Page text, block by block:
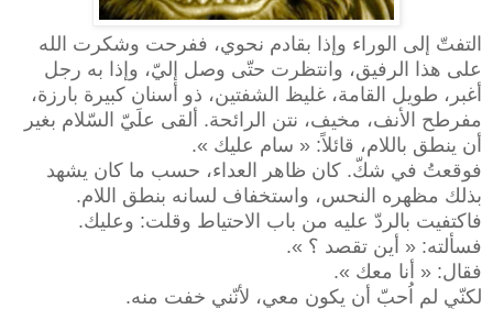
التفتّ إلى الوراء وإذا بقادم نحوي، ففرحت وشكرت الله
على هذا الرفيق، وانتظرت حتّى وصل إليّ، وإذا به رجل
أغبر، طويل القامة، غليظ الشفتين، ذو أسنان كبيرة بارزة،
مفرطح الأنف، مخيف، نتن الرائحة. ألقى علَيّ السّلام بغير
أن ينطق باللام، قائلاً: « سام عليك ».
فوقعتُ في شكّ. كان ظاهر العداء، حسب ما كان يشهد
بذلك مظهره النحس، واستخفاف لسانه بنطق اللام.
فاكتفيت بالردّ عليه من باب الاحتياط وقلت: وعليك.
فسألته: « أين تقصد ؟ ».
فقال: « أنا معك ».
لكنّي لم اُحبّ أن يكون معي، لأنّني خفت منه.